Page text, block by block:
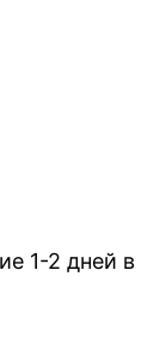
1-2 дней в